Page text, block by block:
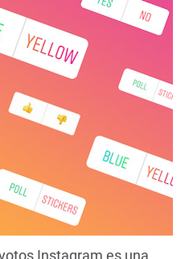
Instagram es una